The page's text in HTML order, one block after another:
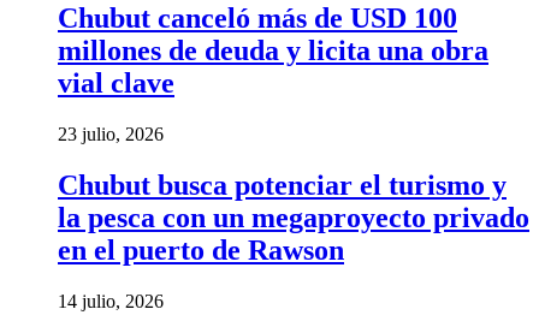
Chubut canceló más de USD 100
millones de deuda y licita una obra
vial clave
23 julio, 2026
Chubut busca potenciar el turismo y
la pesca con un megaproyecto privado
en el puerto de Rawson
14 julio, 2026